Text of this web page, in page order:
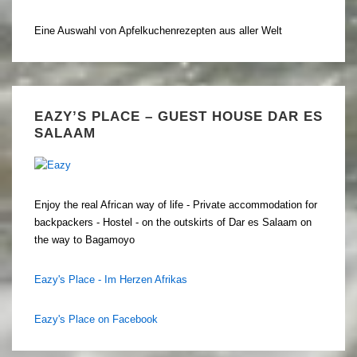
Eine Auswahl von Apfelkuchenrezepten aus aller Welt
EAZY’S PLACE – GUEST HOUSE DAR ES
SALAAM
Enjoy the real African way of life - Private accommodation for
backpackers - Hostel - on the outskirts of Dar es Salaam on
the way to Bagamoyo
Eazy's Place - Im Herzen Afrikas
Eazy's Place on Facebook